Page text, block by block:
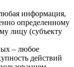
информация,
определенному
лицу (субъекту
– любое
действий